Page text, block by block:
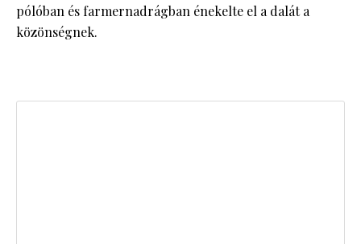
pólóban és farmernadrágban énekelte el a dalát a
közönségnek.